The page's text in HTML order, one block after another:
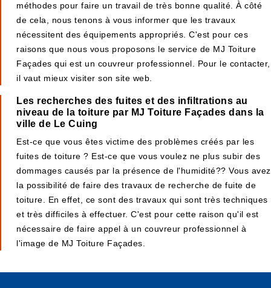
méthodes pour faire un travail de très bonne qualité. À côté
de cela, nous tenons à vous informer que les travaux
nécessitent des équipements appropriés. C'est pour ces
raisons que nous vous proposons le service de MJ Toiture
Façades qui est un couvreur professionnel. Pour le contacter,
il vaut mieux visiter son site web.
Les recherches des fuites et des infiltrations au
niveau de la toiture par MJ Toiture Façades dans la
ville de Le Cuing
Est-ce que vous êtes victime des problèmes créés par les
fuites de toiture ? Est-ce que vous voulez ne plus subir des
dommages causés par la présence de l'humidité?? Vous avez
la possibilité de faire des travaux de recherche de fuite de
toiture. En effet, ce sont des travaux qui sont très techniques
et très difficiles à effectuer. C'est pour cette raison qu'il est
nécessaire de faire appel à un couvreur professionnel à
l'image de MJ Toiture Façades.